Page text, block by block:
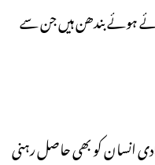
ہوئے بندھن ہیں جن سے
انسان کو بھی حاصل رہنی